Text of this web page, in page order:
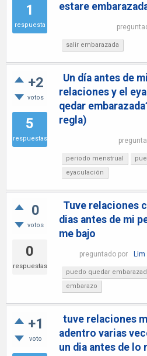
1
respuesta
estare
salir embarazada
+2
votos
5
respuestas
Un día antes de
relaciones y el
qedar
regla)
periodo menstrual
eyaculación
0
votos
0
respuestas
Tuve relaciones
dias antes de mi
me bajo
preguntado por Lim
puedo quedar
embarazo
+1
voto
tuve relaciones
adentro varias
un dia antes de lo